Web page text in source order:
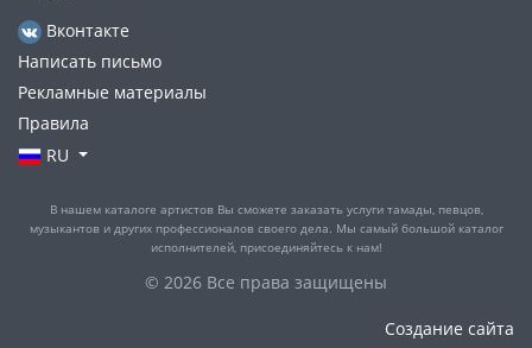
Вконтакте
Написать письмо
Рекламные материалы
Правила
RU
В нашем каталоге артистов Вы сможете заказать услуги тамады, певцов,
музыкантов и других профессионалов своего дела. Мы самый большой каталог
исполнителей, присоединяйтесь к нам!
© 2026 Все права защищены
Создание сайта